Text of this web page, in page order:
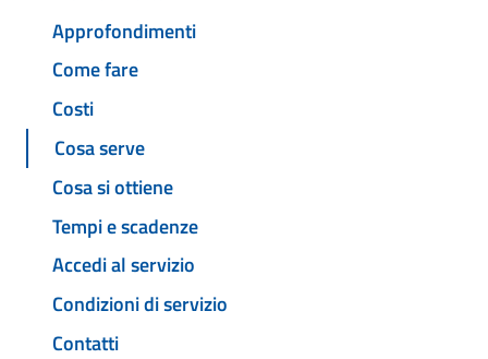
Approfondimenti
Come fare
Costi
Cosa serve
Cosa si ottiene
Tempi e scadenze
Accedi al servizio
Condizioni di servizio
Contatti